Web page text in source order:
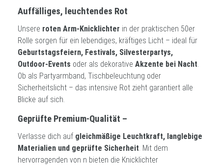
Auffälliges, leuchtendes Rot
Unsere roten Arm-Knicklichter in der praktischen 50er
Rolle sorgen für ein lebendiges, kräftiges Licht – ideal für
Geburtstagsfeiern, Festivals, Silvesterpartys,
Outdoor-Events oder als dekorative Akzente bei Nacht.
Ob als Partyarmband, Tischbeleuchtung oder
Sicherheitslicht – das intensive Rot zieht garantiert alle
Blicke auf sich.
Geprüfte Premium-Qualität –
Verlasse dich auf gleichmäßige Leuchtkraft, langlebige
Materialien und geprüfte Sicherheit. Mit dem
hervorragenden von n bieten die Knicklichter